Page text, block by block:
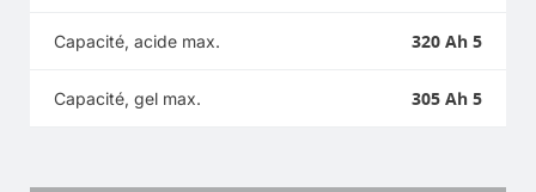
Capacité, acide max. 320 Ah 5
Capacité, gel max. 305 Ah 5